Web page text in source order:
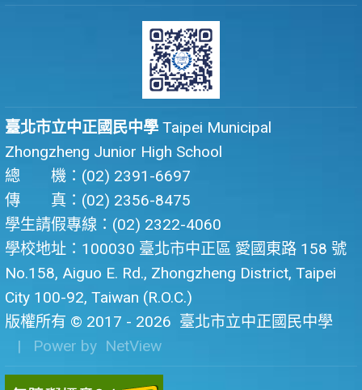
臺北市立中正國民中學 Taipei Municipal
Zhongzheng Junior High School
總 機：(02) 2391-6697
傳 真：(02) 2356-8475
學生請假專線：(02) 2322-4060
學校地址：100030 臺北市中正區 愛國東路 158 號
No.158, Aiguo E. Rd., Zhongzheng District, Taipei
City 100-92, Taiwan (R.O.C.)
版權所有 © 2017 - 2026 臺北市立中正國民中學
| Power by NetView